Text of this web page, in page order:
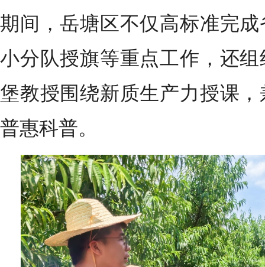
期间，岳塘区不仅高标准完
小分队授旗等重点工作，还
堡教授围绕新质生产力授课
普惠科普。